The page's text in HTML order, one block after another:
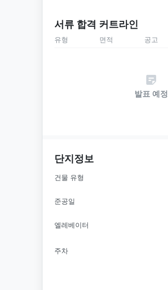
서류 합격 커트라인
유형 면적 공고
발표 예정
단지정보
건물 유형
준공일
엘레베이터
주차